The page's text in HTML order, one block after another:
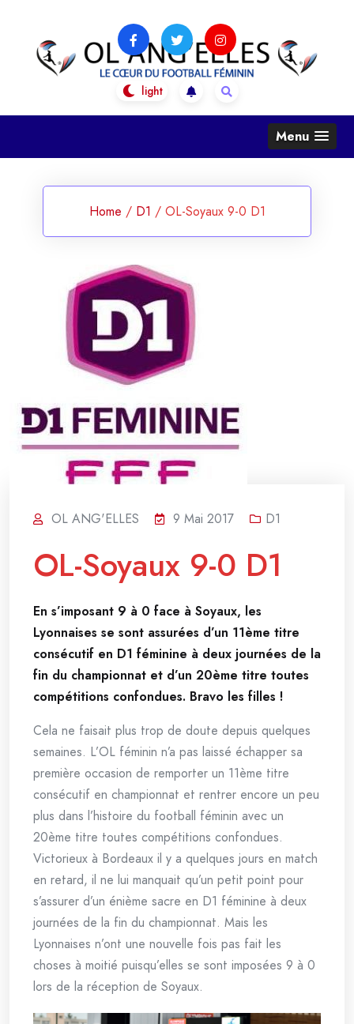
content
OL Ang'Elles
Le coeur du football féminin
Menu
Home / D1 / OL-Soyaux 9-0 D1
OL ANG'ELLES 9 Mai 2017 D1
OL-Soyaux 9-0 D1
En s’imposant 9 à 0 face à Soyaux, les
Lyonnaises se sont assurées d’un 11ème titre
consécutif en D1 féminine à deux journées de la
fin du championnat et d’un 20ème titre toutes
compétitions confondues. Bravo les filles !
Cela ne faisait plus trop de doute depuis quelques
semaines. L’OL féminin n’a pas laissé échapper sa
première occasion de remporter un 11ème titre
consécutif en championnat et rentrer encore un peu
plus dans l’histoire du football féminin avec un
20ème titre toutes compétitions confondues.
Victorieux à Bordeaux il y a quelques jours en match
en retard, il ne lui manquait qu’un petit point pour
s’assurer d’un énième sacre en D1 féminine à deux
journées de la fin du championnat. Mais les
Lyonnaises n’ont une nouvelle fois pas fait les
choses à moitié puisqu’elles se sont imposées 9 à 0
lors de la réception de Soyaux.